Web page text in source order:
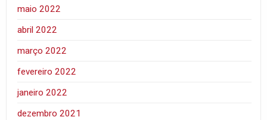
maio 2022
abril 2022
março 2022
fevereiro 2022
janeiro 2022
dezembro 2021